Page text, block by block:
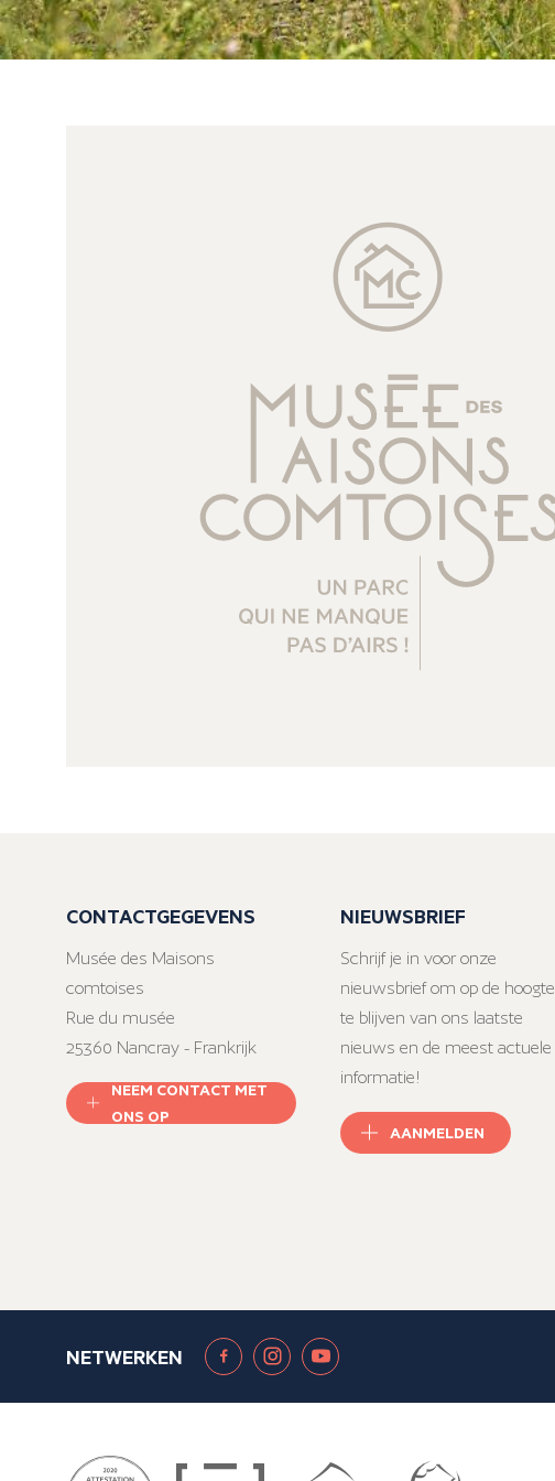
CONTACTGEGEVENS
Musée des Maisons
comtoises
Rue du musée
25360 Nancray - Frankrijk
NEEM CONTACT MET
ONS OP
NIEUWSBRIEF
Schrijf je in voor onze
nieuwsbrief om op de hoogte
te blijven van ons laatste
nieuws en de meest actuele
informatie!
AANMELDEN
NETWERKEN